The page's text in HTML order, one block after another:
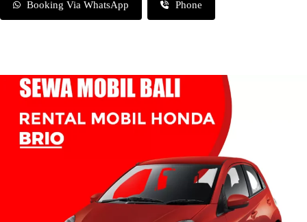
Booking Via WhatsApp Phone